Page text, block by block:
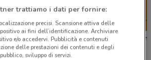
Leroy Merlin
trattiamo i dati per fornire:
precisi. Scansione attiva delle
ai fini dell’identificazione. Archiviare
e/o accedervi. Pubblicità e contenuti
delle prestazioni dei contenuti e degli
sviluppo di servizi.